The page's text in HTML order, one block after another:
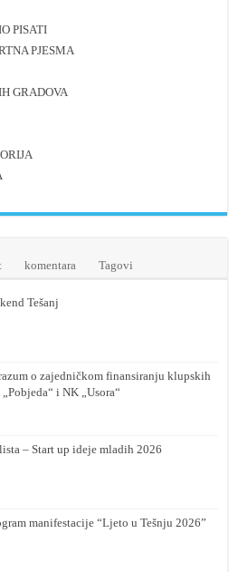
PISATI
PJESMA
GRADOVA
komentara Tagovi
Tešanj
o zajedničkom finansiranju klupskih
i NK „Usora“
– Start up ideje mladih 2026
manifestacije “Ljeto u Tešnju 2026”